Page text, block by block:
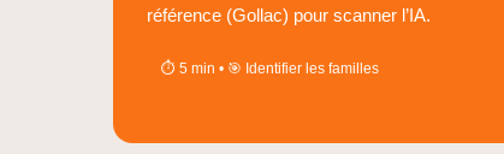
référence (Gollac) pour scanner l’IA.
⏱️ 5 min • 🎯 Identifier les familles